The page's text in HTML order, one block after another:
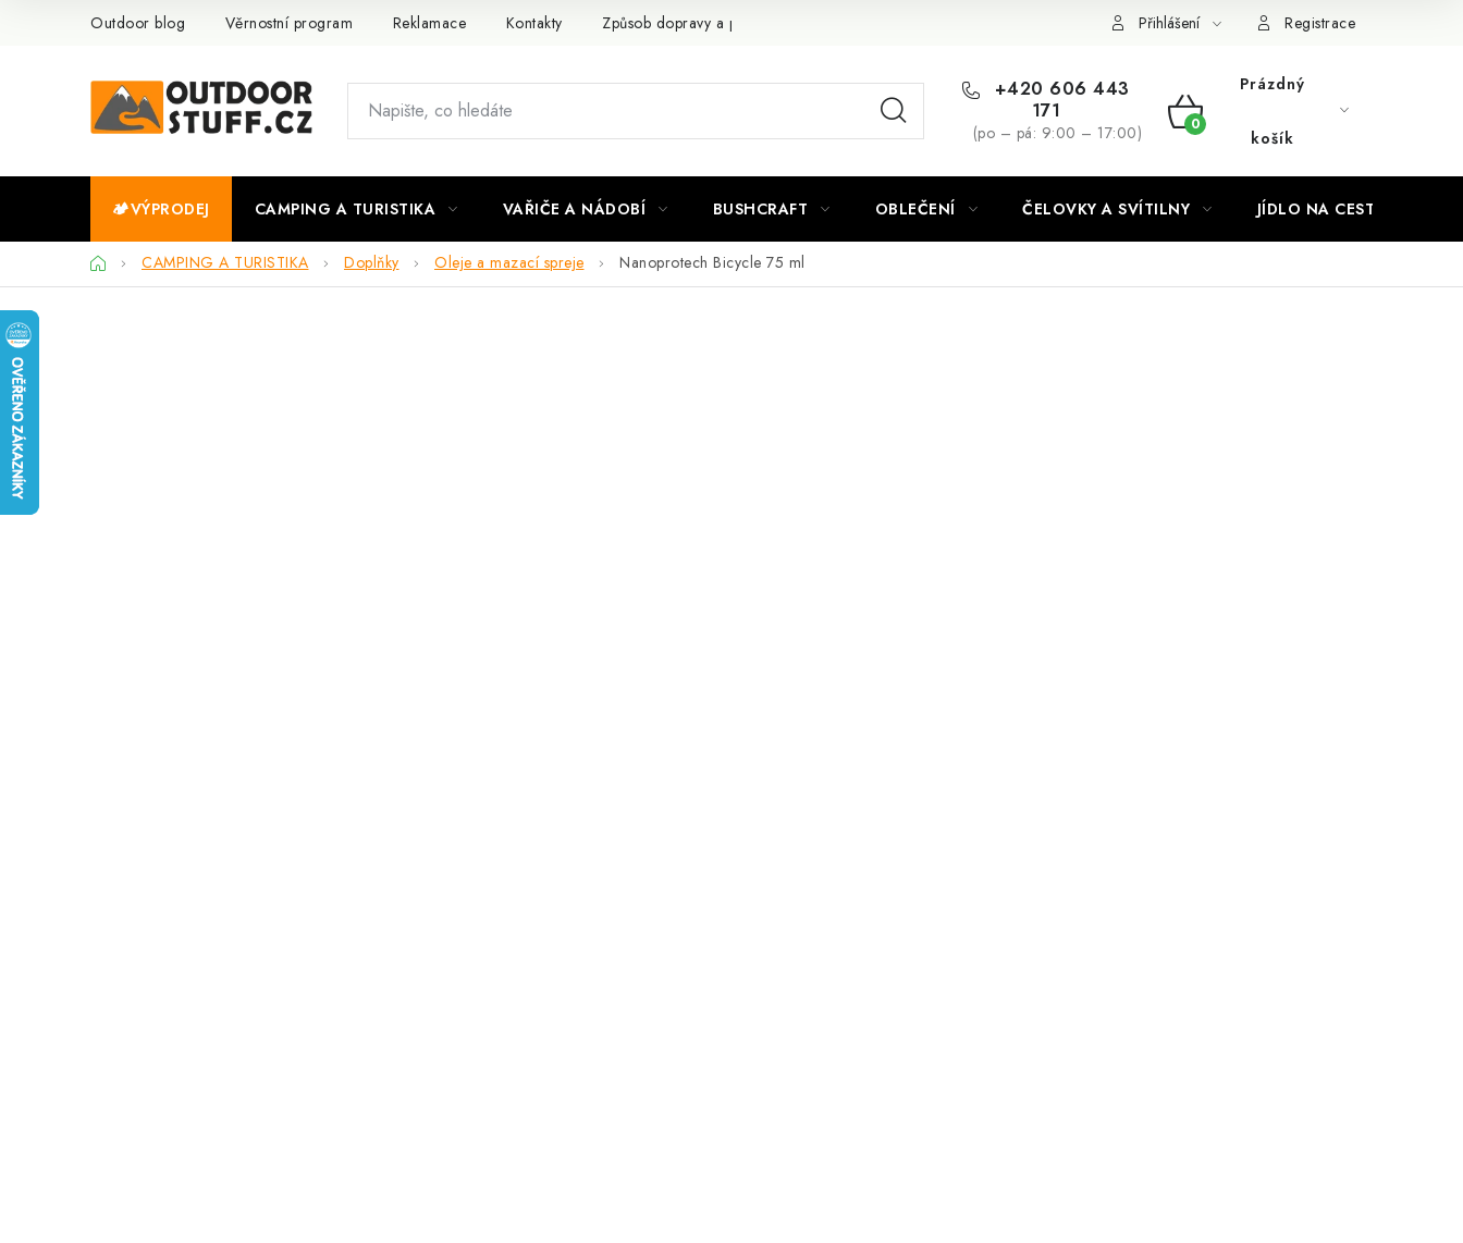
Outdoor blog Věrnostní program Reklamace Kontakty Způsob dopravy a platby Podmínky ochrany osobních údajů
Přihlášení Registrace
+420 606 443
171
(po – pá: 9:00 – 17:00)
NÁKUPNÍ
Prázdný
košík
🏕️VÝPRODEJ CAMPING A TURISTIKA VAŘIČE A NÁDOBÍ BUSHCRAFT OBLEČENÍ ČELOVKY A SVÍTILNY JÍDLO NA CESTY
DomůCAMPING A TURISTIKA Doplňky Oleje a mazací spreje Nanoprotech Bicycle 75 ml